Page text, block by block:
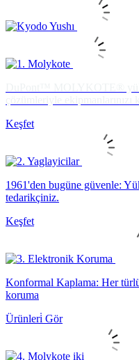
Keşfet
1961'den bugüne güvenle:
tedarikçiniz.
Keşfet
Konformal Kaplama: Her
koruma
Ürünleri̇ Gör